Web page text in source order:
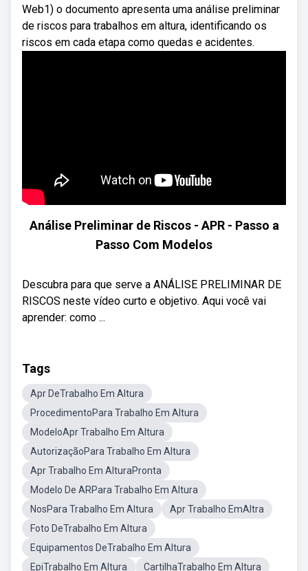
Web1) o documento apresenta uma análise preliminar
de riscos para trabalhos em altura, identificando os
riscos em cada etapa como quedas e acidentes.
Análise Preliminar de Riscos - APR - Passo a
Passo Com Modelos
Descubra para que serve a ANÁLISE PRELIMINAR DE
RISCOS neste vídeo curto e objetivo. Aqui você vai
aprender: como ...
Tags
Apr DeTrabalho Em Altura
ProcedimentoPara Trabalho Em Altura
ModeloApr Trabalho Em Altura
AutorizaçãoPara Trabalho Em Altura
Apr Trabalho Em AlturaPronta
Modelo De ARPara Trabalho Em Altura
NosPara Trabalho Em Altura
Apr Trabalho EmAltra
Foto DeTrabalho Em Altura
Equipamentos DeTrabalho Em Altura
EpiTrabalho Em Altura
CartilhaTrabalho Em Altura